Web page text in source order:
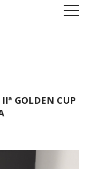
GOLDEN CUP